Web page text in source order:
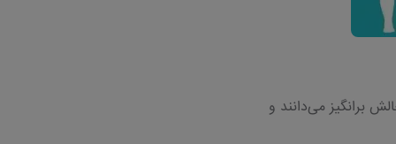
برانگیز می‌دانند و